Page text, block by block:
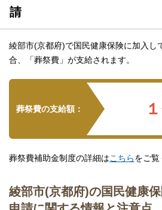
請
綾部市(京都府)で国民健康保険に加入し
合、「葬祭費」が支給されます。
葬祭費の支給額：
葬祭費補助金制度の詳細はこちらをご覧
綾部市(京都府)の国民健康保